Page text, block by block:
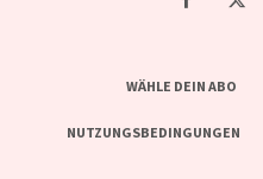
WÄHLE DEIN ABO
NUTZUNGSBEDINGUNGEN